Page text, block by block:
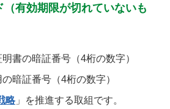
有効期限が切れていないも
書の暗証番号（4桁の数字）
暗証番号（4桁の数字）
略」を推進する取組です。